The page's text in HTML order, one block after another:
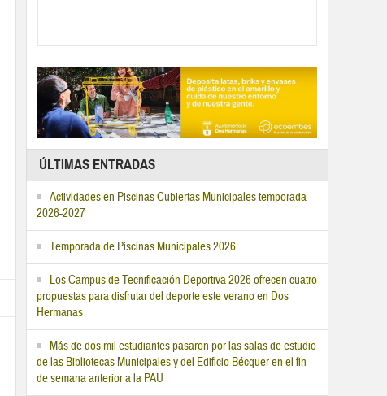
ÚLTIMAS ENTRADAS
Actividades en Piscinas Cubiertas Municipales temporada
2026-2027
Temporada de Piscinas Municipales 2026
Los Campus de Tecnificación Deportiva 2026 ofrecen cuatro
propuestas para disfrutar del deporte este verano en Dos
Hermanas
Más de dos mil estudiantes pasaron por las salas de estudio
de las Bibliotecas Municipales y del Edificio Bécquer en el fin
de semana anterior a la PAU